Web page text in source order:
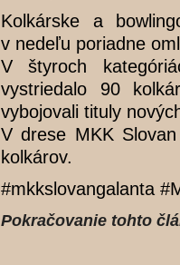
Kolkárske a
v nedeľu poriadne
V štyroch
vystriedalo 90
vybojovali tituly
V drese MKK
kolkárov.
#mkkslovangalanta
Pokračovanie tohto